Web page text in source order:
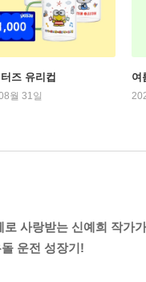
즈 유리컵
월 31일
여
사랑받는 신예희 작가가
운전 성장기!